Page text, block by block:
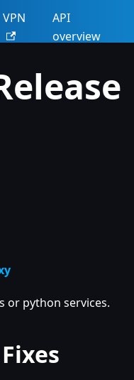
VPN
API
overview
or python services.